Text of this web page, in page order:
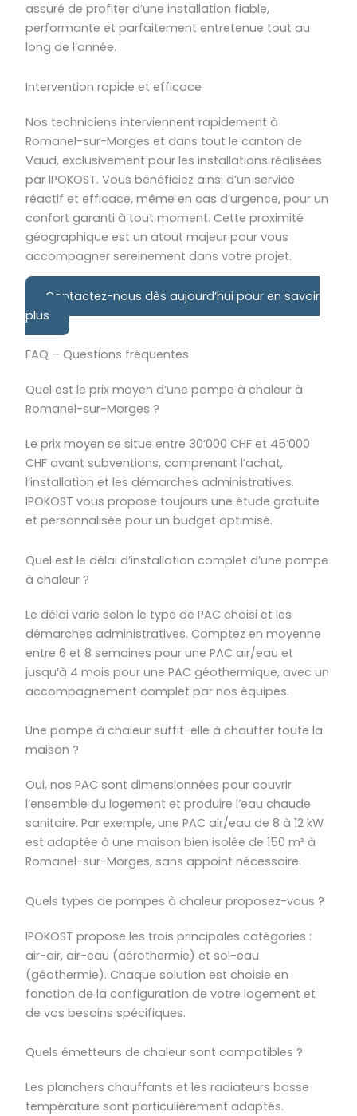
assuré de profiter d’une installation fiable,
performante et parfaitement entretenue tout au
long de l’année.
Intervention rapide et efficace
Nos techniciens interviennent rapidement à
Romanel-sur-Morges et dans tout le canton de
Vaud, exclusivement pour les installations réalisées
par IPOKOST. Vous bénéficiez ainsi d’un service
réactif et efficace, même en cas d’urgence, pour un
confort garanti à tout moment. Cette proximité
géographique est un atout majeur pour vous
accompagner sereinement dans votre projet.
Contactez-nous dès aujourd’hui pour en savoir
plus
FAQ – Questions fréquentes
Quel est le prix moyen d’une pompe à chaleur à
Romanel-sur-Morges ?
Le prix moyen se situe entre 30’000 CHF et 45’000
CHF avant subventions, comprenant l’achat,
l’installation et les démarches administratives.
IPOKOST vous propose toujours une étude gratuite
et personnalisée pour un budget optimisé.
Quel est le délai d’installation complet d’une pompe
à chaleur ?
Le délai varie selon le type de PAC choisi et les
démarches administratives. Comptez en moyenne
entre 6 et 8 semaines pour une PAC air/eau et
jusqu’à 4 mois pour une PAC géothermique, avec un
accompagnement complet par nos équipes.
Une pompe à chaleur suffit-elle à chauffer toute la
maison ?
Oui, nos PAC sont dimensionnées pour couvrir
l’ensemble du logement et produire l’eau chaude
sanitaire. Par exemple, une PAC air/eau de 8 à 12 kW
est adaptée à une maison bien isolée de 150 m² à
Romanel-sur-Morges, sans appoint nécessaire.
Quels types de pompes à chaleur proposez-vous ?
IPOKOST propose les trois principales catégories :
air-air, air-eau (aérothermie) et sol-eau
(géothermie). Chaque solution est choisie en
fonction de la configuration de votre logement et
de vos besoins spécifiques.
Quels émetteurs de chaleur sont compatibles ?
Les planchers chauffants et les radiateurs basse
température sont particulièrement adaptés.